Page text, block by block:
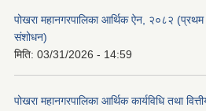
पोखरा महानगरपालिका आर्थिक ऐन, २०८२ (प्रथम
संशोधन)
मिति: 03/31/2026 - 14:59
पोखरा महानगरपालिका आर्थिक कार्यविधि तथा